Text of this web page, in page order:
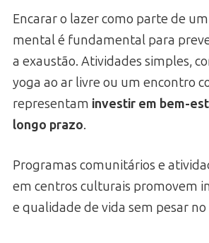
Encarar o lazer como parte de
mental é fundamental para
a exaustão. Atividades simples,
yoga ao ar livre ou um encontro
representam investir em bem-
longo prazo.
Programas comunitários e
em centros culturais promovem
e qualidade de vida sem pesar